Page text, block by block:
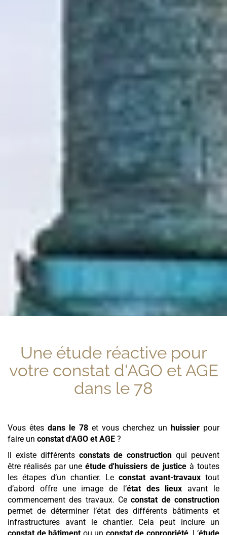
Une étude réactive pour
votre constat d'AGO et AGE
dans le 78
Vous êtes dans le 78 et vous cherchez un huissier pour
faire un constat d'AGO et AGE ?
Il existe différents constats de construction qui peuvent
être réalisés par une étude d'huissiers de justice à toutes
les étapes d’un chantier. Le constat avant-travaux tout
d’abord offre une image de l’état des lieux avant le
commencement des travaux. Ceconstat de construction
permet de déterminer l’état des différents bâtiments et
infrastructures avant le chantier. Cela peut inclure un